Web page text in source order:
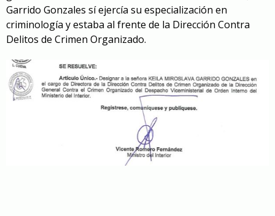
Garrido Gonzales sí ejercía su especialización en
criminología y estaba al frente de la Dirección Contra
Delitos de Crimen Organizado.